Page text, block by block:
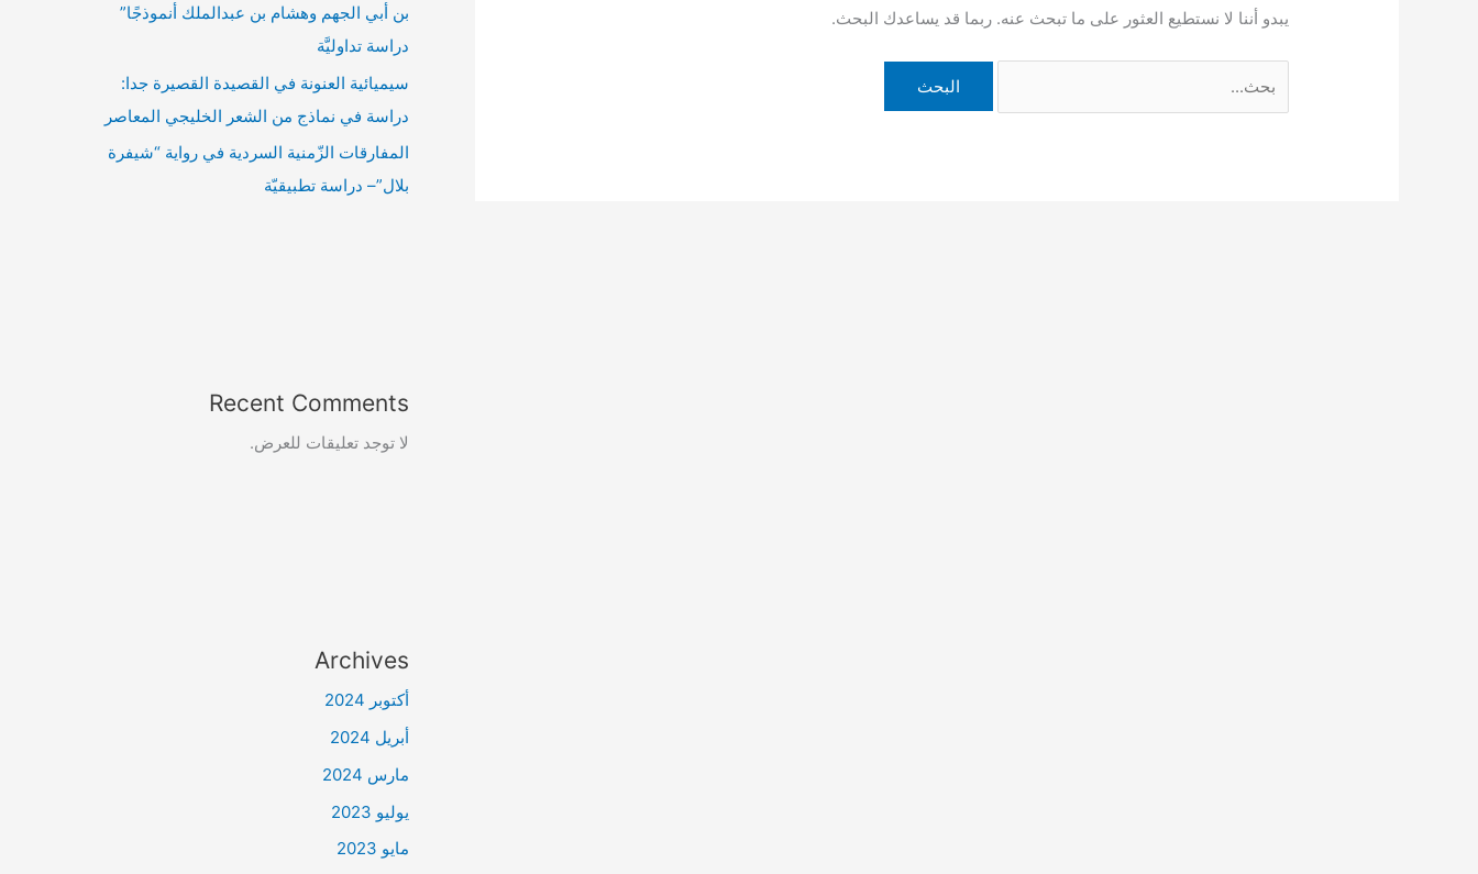
يبدو أننا لا نستطيع العثور على ما تبحث عنه. ربما قد يساعدك البحث.
بن أبي الجهم وهشام بن عبدالملك أنموذجًا”
دراسة تداوليَّة
سيميائية العنونة في القصيدة القصيرة جدا:
دراسة في نماذج من الشعر الخليجي المعاصر
المفارقات الزّمنية السردية في رواية “شيفرة
بلال”– دراسة تطبيقيّة
Recent Comments
لا توجد تعليقات للعرض.
Archives
أكتوبر 2024
أبريل 2024
مارس 2024
يوليو 2023
مايو 2023